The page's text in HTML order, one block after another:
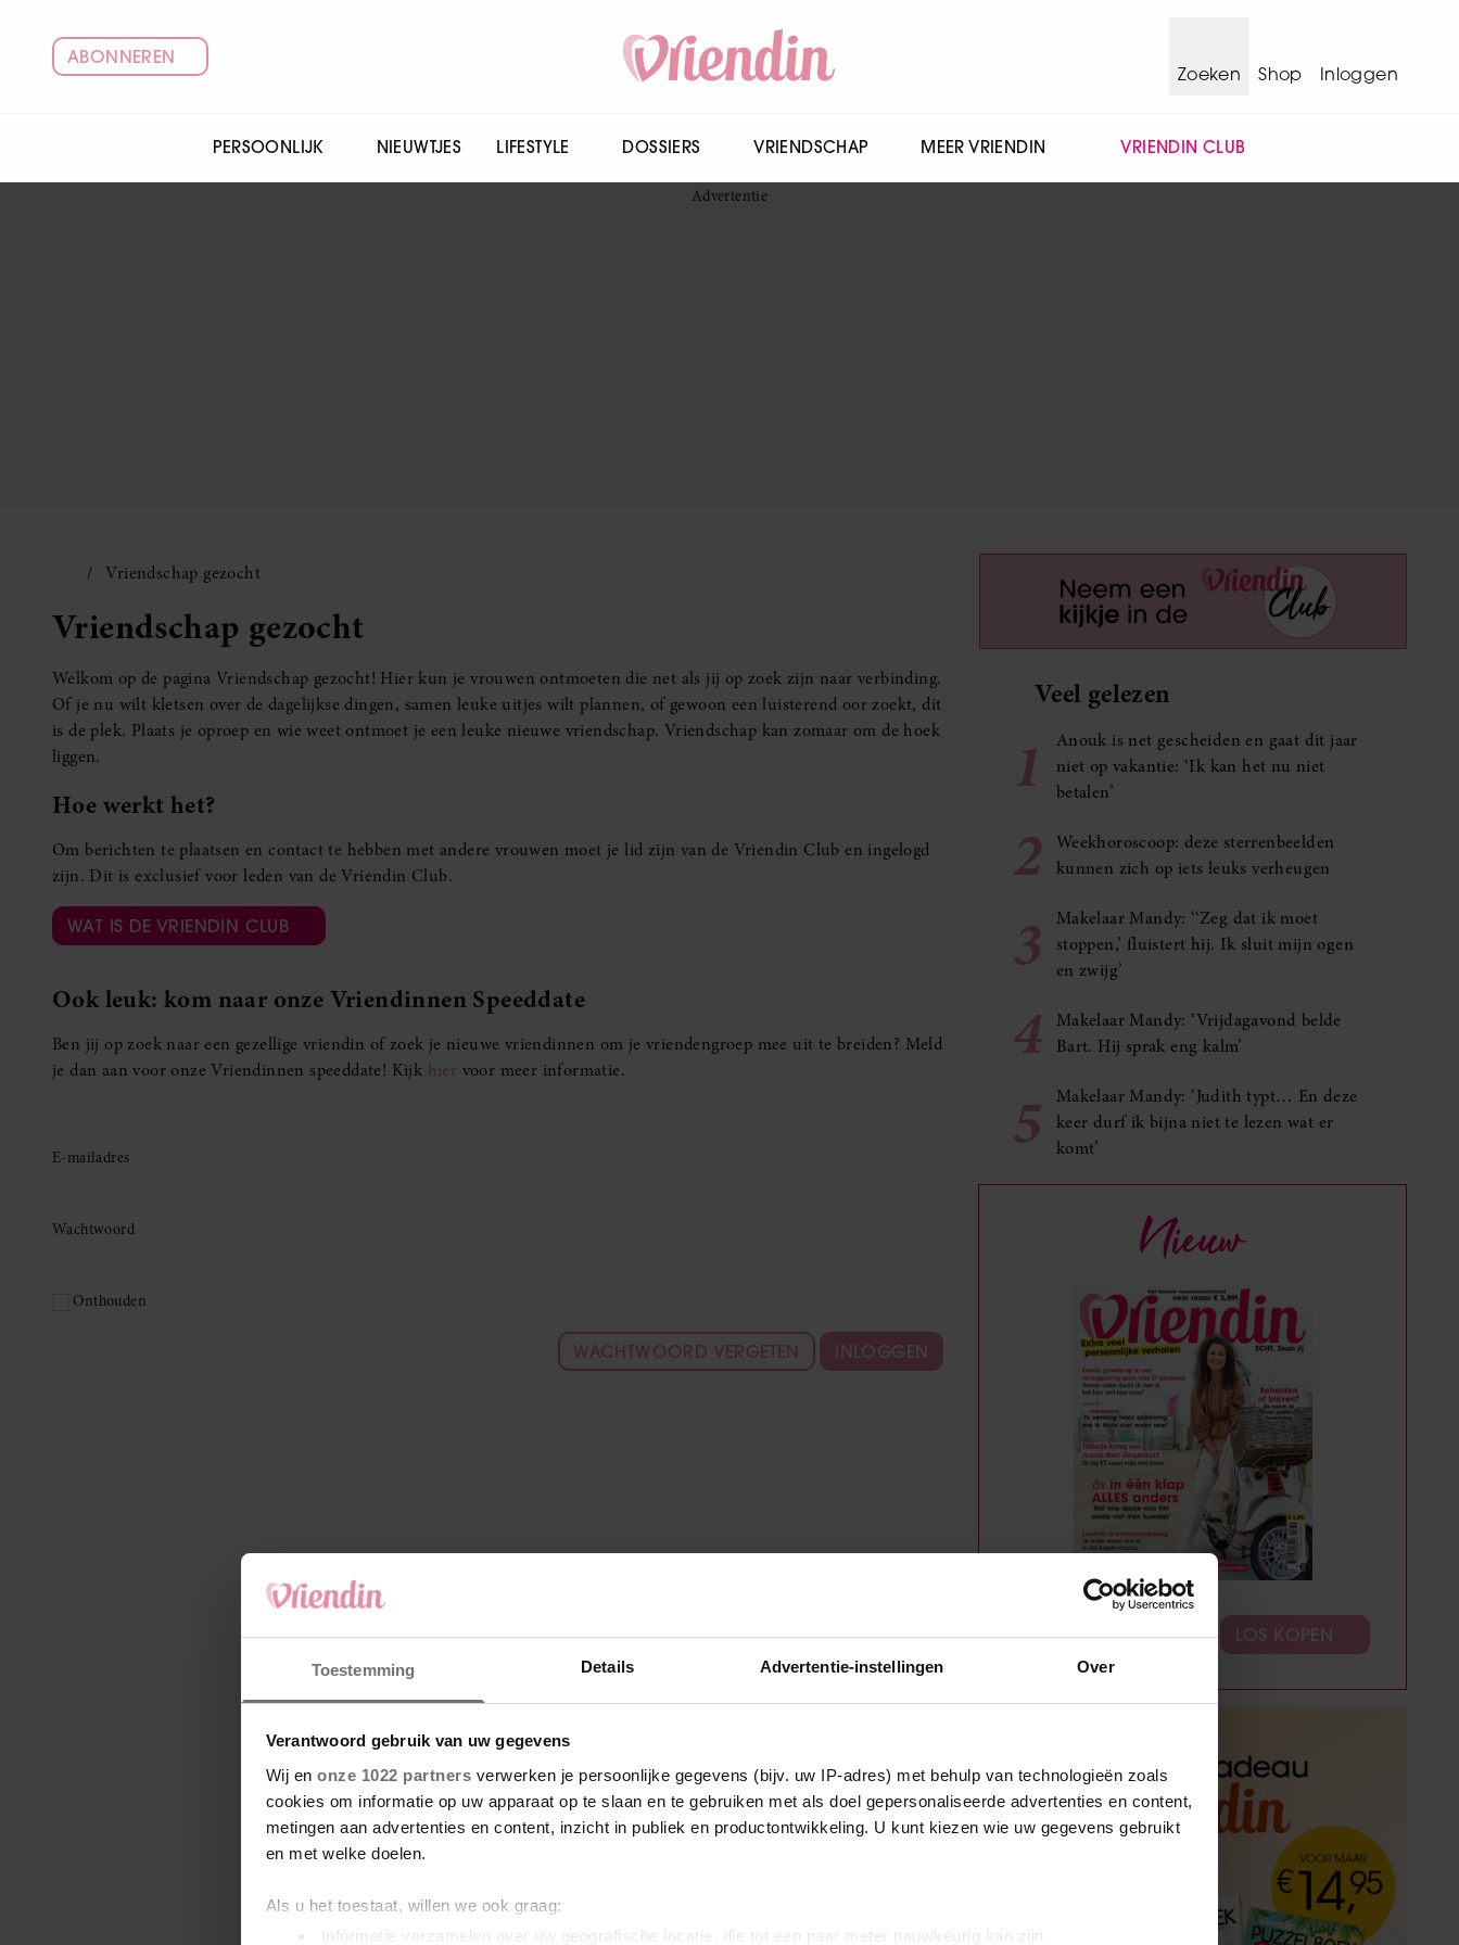
Toestemming Details Advertentie-instellingen Over
Verantwoord gebruik van uw gegevens
Wij en onze 1022 partners verwerken je persoonlijke gegevens (bijv. uw IP-adres) met behulp van technologieën zoals
cookies om informatie op uw apparaat op te slaan en te gebruiken met als doel gepersonaliseerde advertenties en content,
metingen aan advertenties en content, inzicht in publiek en productontwikkeling. U kunt kiezen wie uw gegevens gebruikt
en met welke doelen.
Als u het toestaat, willen we ook graag:
Informatie verzamelen over uw geografische locatie, die tot een paar meter nauwkeurig kan zijn
ABONNEREN
Zoeken
Shop Inloggen
PERSOONLIJK NIEUWTJES LIFESTYLE DOSSIERS VRIENDSCHAP MEER VRIENDIN VRIENDIN CLUB
Vriendschap gezocht
Vriendschap gezocht
Welkom op de pagina Vriendschap gezocht! Hier kun je vrouwen ontmoeten die net als jij op zoek zijn naar verbinding.
Of je nu wilt kletsen over de dagelijkse dingen, samen leuke uitjes wilt plannen, of gewoon een luisterend oor zoekt, dit
is de plek. Plaats je oproep en wie weet ontmoet je een leuke nieuwe vriendschap. Vriendschap kan zomaar om de hoek
liggen.
Hoe werkt het?
Om berichten te plaatsen en contact te hebben met andere vrouwen moet je lid zijn van de Vriendin Club en ingelogd
zijn. Dit is exclusief voor leden van de Vriendin Club.
WAT IS DE VRIENDIN CLUB
Ook leuk: kom naar onze Vriendinnen Speeddate
Ben jij op zoek naar een gezellige vriendin of zoek je nieuwe vriendinnen om je vriendengroep mee uit te breiden? Meld
je dan aan voor onze Vriendinnen speeddate! Kijk hier voor meer informatie.
E-mailadres
Wachtwoord
Onthouden
WACHTWOORD VERGETEN INLOGGEN
Veel gelezen
1
Anouk is net gescheiden en gaat dit jaar
niet op vakantie: ‘Ik kan het nu niet
betalen’
2
Weekhoroscoop: deze sterrenbeelden
kunnen zich op iets leuks verheugen
3
Makelaar Mandy: ‘‘Zeg dat ik moet
stoppen,’ fluistert hij. Ik sluit mijn ogen
en zwijg’
4
Makelaar Mandy: ‘Vrijdagavond belde
Bart. Hij sprak eng kalm’
5
Makelaar Mandy: ‘Judith typt… En deze
keer durf ik bijna niet te lezen wat er
komt’
Nieuw
ABONNEREN LOS KOPEN